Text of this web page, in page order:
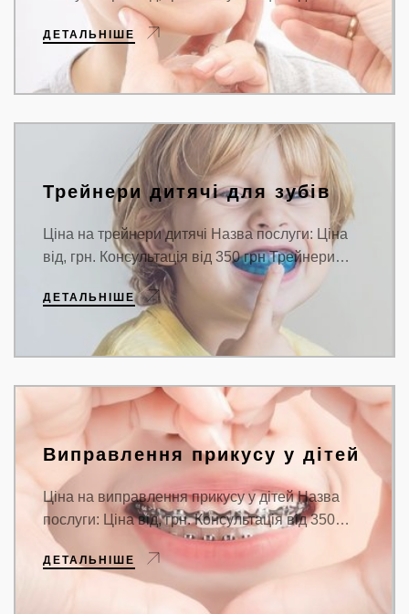
ДЕТАЛЬНІШЕ
Трейнери дитячі для зубів
Ціна на трейнери дитячі Назва послуги: Ціна
від, грн. Консультація від 350 грн Трейнери…
ДЕТАЛЬНІШЕ
Виправлення прикусу у дітей
Ціна на виправлення прикусу у дітей Назва
послуги: Ціна від, грн. Консультація від 350…
ДЕТАЛЬНІШЕ